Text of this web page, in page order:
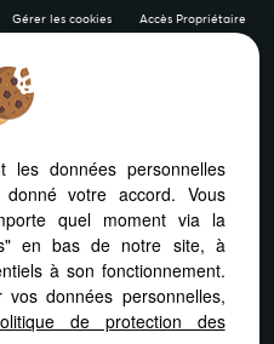
Gérer les cookies Accès Propriétaire
de lecture permanent, depuis
ou votre smartphone, notre site
aux différents types d'écrans
immo
les données personnelles
votre accord. Vous
quel moment via la
en bas de notre site, à
à son fonctionnement.
données personnelles,
de protection des